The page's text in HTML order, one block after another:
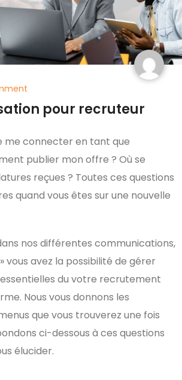
pour recruteur
me connecter en tant que
publier mon offre ? Où se
reçues ? Toutes ces questions
quand vous êtes sur une nouvelle
nos différentes communications,
vous avez la possibilité de gérer
du votre recrutement
Nous vous donnons les
que vous trouverez une fois
ci-dessous à ces questions
élucider.